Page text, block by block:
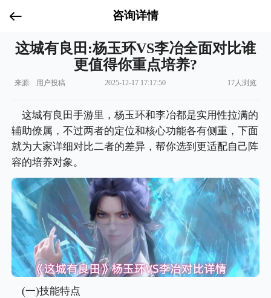
咨询详情
这城有良田:杨玉环VS李冶全面对比谁
更值得你重点培养?
来源: 用户投稿 2025-12-17 17:17:50 17人浏览
这城有良田手游里，杨玉环和李冶都是实用性拉满的
辅助僚属，不过两者的定位和核心功能各有侧重，下面
就为大家详细对比二者的差异，帮你选到更适配自己阵
容的培养对象。
(一)技能特点